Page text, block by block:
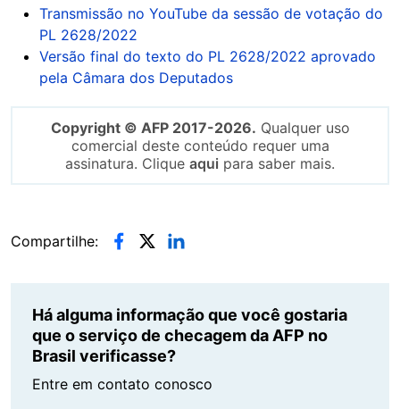
Transmissão no YouTube da sessão de votação do
PL 2628/2022
Versão final do texto do PL 2628/2022 aprovado
pela Câmara dos Deputados
Copyright © AFP 2017-2026. Qualquer uso
comercial deste conteúdo requer uma
assinatura. Clique aqui para saber mais.
Compartilhe:
Há alguma informação que você gostaria
que o serviço de checagem da AFP no
Brasil verificasse?
Entre em contato conosco